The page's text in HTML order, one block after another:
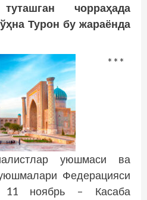
чорраҳада
Турон бу жараёнда
* * *
уюшмаси ва
Федерацияси
11 ноябрь – Касаба